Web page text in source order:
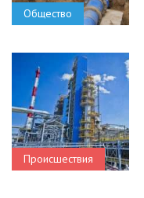
Общество
Происшествия